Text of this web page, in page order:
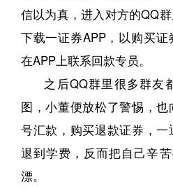
信以为真，进入对方的QQ
下载一证券APP，以购买
在APP上联系回款专员。
之后QQ群里很多群友
图，小董便放松了警惕，
号汇款，购买退款证券，
退到学费，反而把自己辛
漂。